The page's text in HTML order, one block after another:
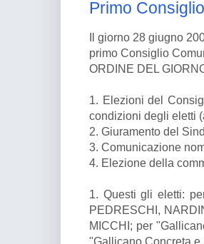
Primo
Il giorno 28 giugno
primo Consiglio
ORDINE DEL
1. Elezioni del
condizioni degli eletti
2. Giuramento del
3. Comunicazione
4. Elezione della
1. Questi gli eletti:
PEDRESCHI,
MICCHI; per
"Gallicano Concreta